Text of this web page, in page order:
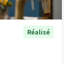
Réalisé